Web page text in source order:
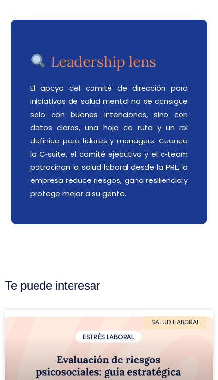
Leadership lens
El apoyo del comité de dirección para
iniciativas de salud mental no se consigue
solo con buenas intenciones, sino con
datos claros, una hoja de ruta y un rol
definido para líderes y managers. Cuando
la C‑suite, el comité ejecutivo y el c‑team
patrocinan la salud laboral desde la PRL, la
empresa reduce riesgos, gana resiliencia y
protege mejor a su gente.
Te puede interesar
SALUD LABORAL